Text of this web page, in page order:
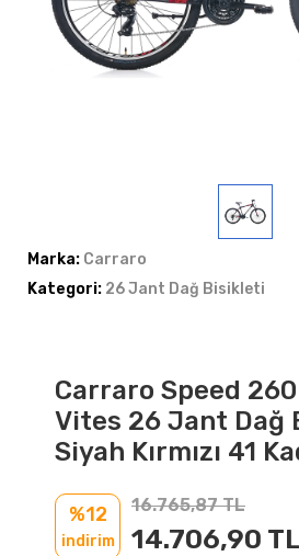
Marka: Carraro
Kategori: 26 Jant Dağ Bisikleti
Carraro Speed 260
Vites 26 Jant Dağ
Siyah Kırmızı 41
%12
indirim
16.765,87 TL
14.706,90